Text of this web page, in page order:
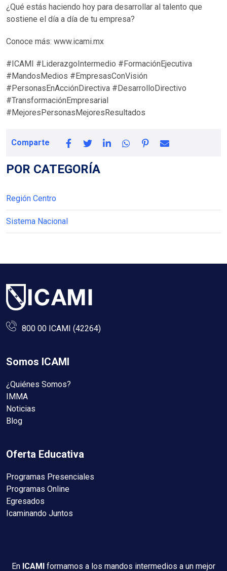
¿Qué estás haciendo hoy para desarrollar al talento que
sostiene el día a día de tu empresa?
Conoce más: www.icami.mx
#ICAMI #LiderazgoIntermedio #FormaciónEjecutiva
#MandosMedios #EmpresasConVisión
#PersonasEnAcciónDirectiva #DesarrolloDirectivo
#TransformaciónEmpresarial
#MejoresPersonasMejoresResultados
Comparte
POR CATEGORÍA
Región Centro
Sistema Nacional
800 00 ICAMI (42264)
Somos ICAMI
¿Quiénes Somos?
IMMA
Noticias
Blog
Oferta Educativa
Programas Presenciales
Programas Online
Egresados
Icaminando Juntos
En ICAMI formamos a los mandos intermedios a un mejor